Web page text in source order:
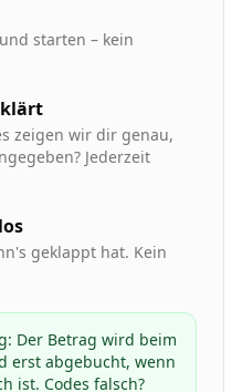
starten – kein
zeigen wir dir genau,
Jederzeit
geklappt hat. Kein
Der Betrag wird beim
erst abgebucht, wenn
ist. Codes falsch?